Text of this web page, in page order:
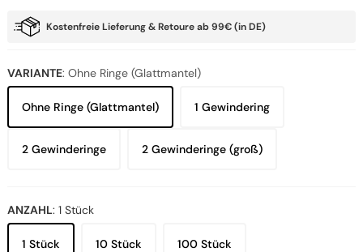
Kostenfreie Lieferung & Retoure ab 99€ (in DE)
VARIANTE: Ohne Ringe (Glattmantel)
Ohne Ringe (Glattmantel) 1 Gewindering
2 Gewinderinge 2 Gewinderinge (groß)
ANZAHL: 1 Stück
1 Stück 10 Stück 100 Stück